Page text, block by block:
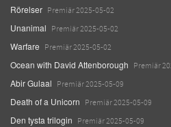
Rörelser Premiär 2025-05-02
Unanimal Premiär 2025-05-02
Warfare Premiär 2025-05-02
Ocean with David Attenborough Premiär
Abir Gulaal Premiär 2025-05-09
Death of a Unicorn Premiär 2025-05-09
Den tysta trilogin Premiär 2025-05-09